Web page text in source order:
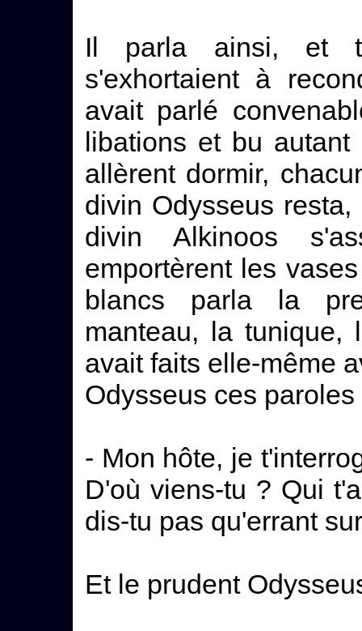
Il parla ainsi, et
s'exhortaient à
avait parlé
libations et bu
allèrent dormir,
divin Odysseus
divin Alkinoos
emportèrent les
blancs parla la
manteau, la tunique,
avait faits elle-même
Odysseus ces
- Mon hôte, je
D'où viens-tu ? Qui
dis-tu pas qu'errant
Et le prudent